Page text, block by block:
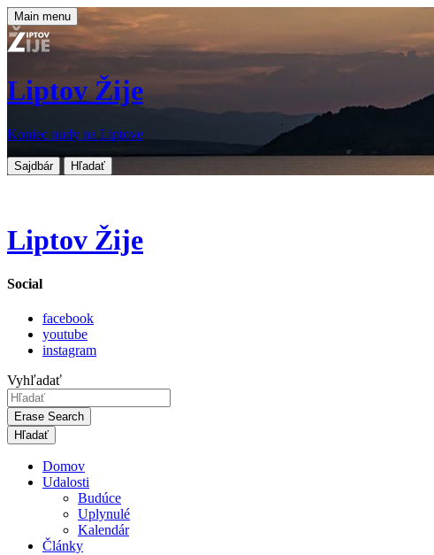
Main menu
Liptov Žije
Koniec nudy na Liptove
Sajdbár Hľadať
Liptov Žije
Social
facebook
youtube
instagram
Vyhľadať
Erase Search
Domov
Udalosti
Budúce
Uplynulé
Kalendár
Články